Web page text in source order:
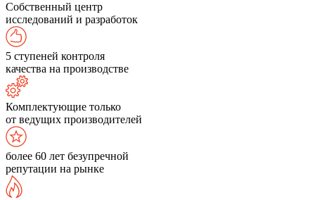
Собственный центр
исследований и разработок
5 ступеней контроля
качества на производстве
Комплектующие только
от ведущих производителей
более 60 лет безупречной
репутации на рынке